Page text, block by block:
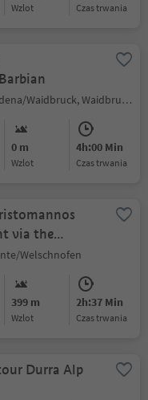
Wzlot czas trwania
Ponte Gardena/Waidbruck, Waidbruck/Ponte Gardena, Brixen/Bressanone and environs
0 m
Wzlot
4h:00 Min
czas trwania
via the
path
Welschnofen
399 m
Wzlot
2h:37 Min
czas trwania
Durra Alp